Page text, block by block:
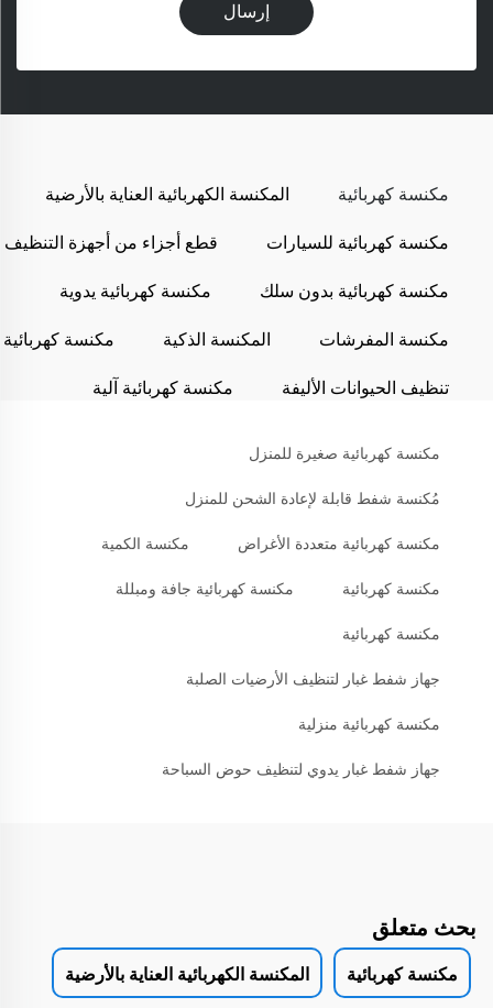
إرسال
مكنسة كهربائية
المكنسة الكهربائية العناية بالأرضية
مكنسة كهربائية للسيارات
قطع أجزاء من أجهزة التنظيف
مكنسة كهربائية بدون سلك
مكنسة كهربائية يدوية
مكنسة المفرشات
المكنسة الذكية
مكنسة كهربائية
تنظيف الحيوانات الأليفة
مكنسة كهربائية آلية
مكنسة كهربائية صغيرة للمنزل
مُكنسة شفط قابلة لإعادة الشحن للمنزل
مكنسة كهربائية متعددة الأغراض مكنسة الكمية
مكنسة كهربائية مكنسة كهربائية جافة ومبللة
مكنسة كهربائية
جهاز شفط غبار لتنظيف الأرضيات الصلبة
مكنسة كهربائية منزلية
جهاز شفط غبار يدوي لتنظيف حوض السباحة
بحث متعلق
مكنسة كهربائية المكنسة الكهربائية العناية بالأرضية